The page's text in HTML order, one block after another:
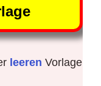
leeren Vorlage